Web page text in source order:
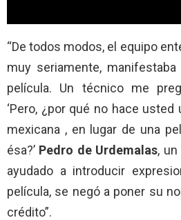
“De todos modos, el equipo
muy seriamente,
película. Un técnico me
‘Pero, ¿por qué no hace usted
mexicana , en lugar de una
ésa?’ Pedro de Urdemalas,
ayudado a introducir
película, se negó a poner su
crédito”.